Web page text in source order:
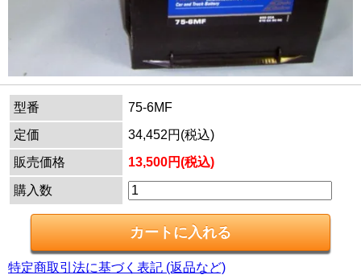
型番
75-6MF
定価
34,452円(税込)
販売価格
13,500円(税込)
購入数
特定商取引法に基づく表記 (返品など)